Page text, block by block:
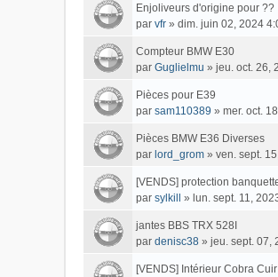
Enjoliveurs d'origine pour ??
par vfr » dim. juin 02, 2024
Compteur BMW E30
par Guglielmu » jeu. oct. 26,
Pièces pour E39
par sam110389 » mer. oct.
Pièces BMW E36 Diverses
par lord_grom » ven. sept.
[VENDS] protection
par sylkill » lun. sept. 11,
jantes BBS TRX 528I
par denisc38 » jeu. sept. 07,
[VENDS] Intérieur Cobra